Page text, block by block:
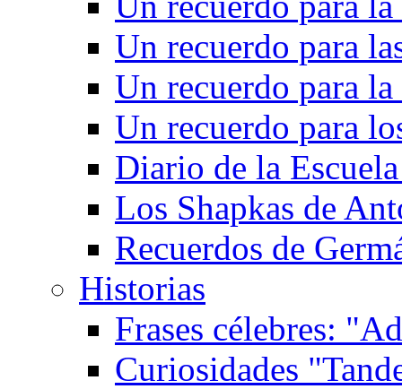
Un recuerdo para
Un recuerdo para
Un recuerdo para
Diario de la
Los Shapkas de
Recuerdos de
Historias
Frases célebres:
Curiosidades